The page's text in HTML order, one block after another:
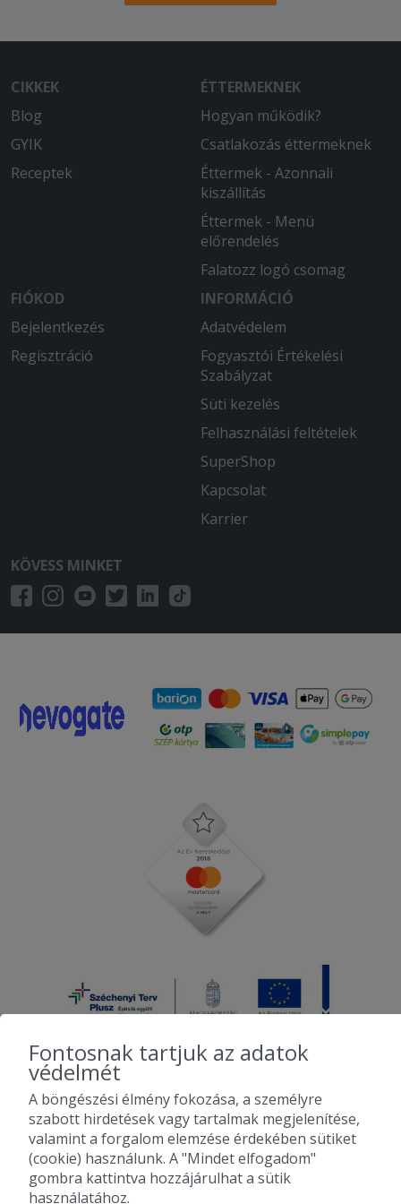
CIKKEK
Blog
GYIK
Receptek
ÉTTERMEKNEK
Hogyan működik?
Csatlakozás éttermeknek
Éttermek - Azonnali
kiszállítás
Éttermek - Menü
előrendelés
Falatozz logó csomag
FIÓKOD
Bejelentkezés
Regisztráció
INFORMÁCIÓ
Adatvédelem
Fogyasztói Értékelési
Szabályzat
Süti kezelés
Felhasználási feltételek
SuperShop
Kapcsolat
Karrier
KÖVESS MINKET
2010-2026 Copyright - Falatozz.hu - Diston-line Kft.
Pizza, gyros, hamburger, menük kedvező áron, egy helyen az összes
étterem ajánlata.
Fontosnak tartjuk az adatok
védelmét
A böngészési élmény fokozása, a személyre
szabott hirdetések vagy tartalmak megjelenítése,
valamint a forgalom elemzése érdekében sütiket
(cookie) használunk. A "Mindet elfogadom"
gombra kattintva hozzájárulhat a sütik
használatához.